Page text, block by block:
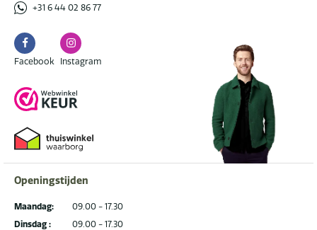
+31 6 44 02 86 77
Facebook
Facebook
Instagram
Instagram
Openingstijden
Maandag:
Dinsdag :
09.00 - 17.30
09.00 - 17.30